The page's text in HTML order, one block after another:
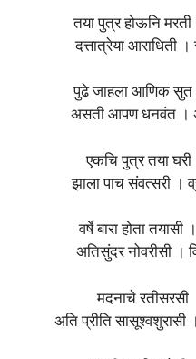
तया पुत्र होऊनि
दत्तात्रेया आराधिती
पुढे जाहला आणिक सुत ।
असती आपण धनवंत ।
एकचि पुत्र तया घरी
झाला पाच संवत्सरी ।
वर्षे बारा होता तयासी
अतिसुंदर नोवरीसी ।
मदनाचे रतीसरसी
अति प्रीति सासूश्वशुरासी